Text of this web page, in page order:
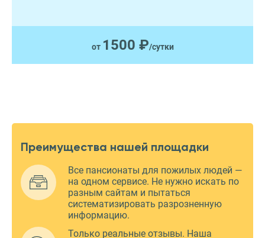
от 1500 ₽/сутки
Преимущества нашей площадки
Все пансионаты для пожилых людей —
на одном сервисе. Не нужно искать по
разным сайтам и пытаться
систематизировать разрозненную
информацию.
Только реальные отзывы. Наша